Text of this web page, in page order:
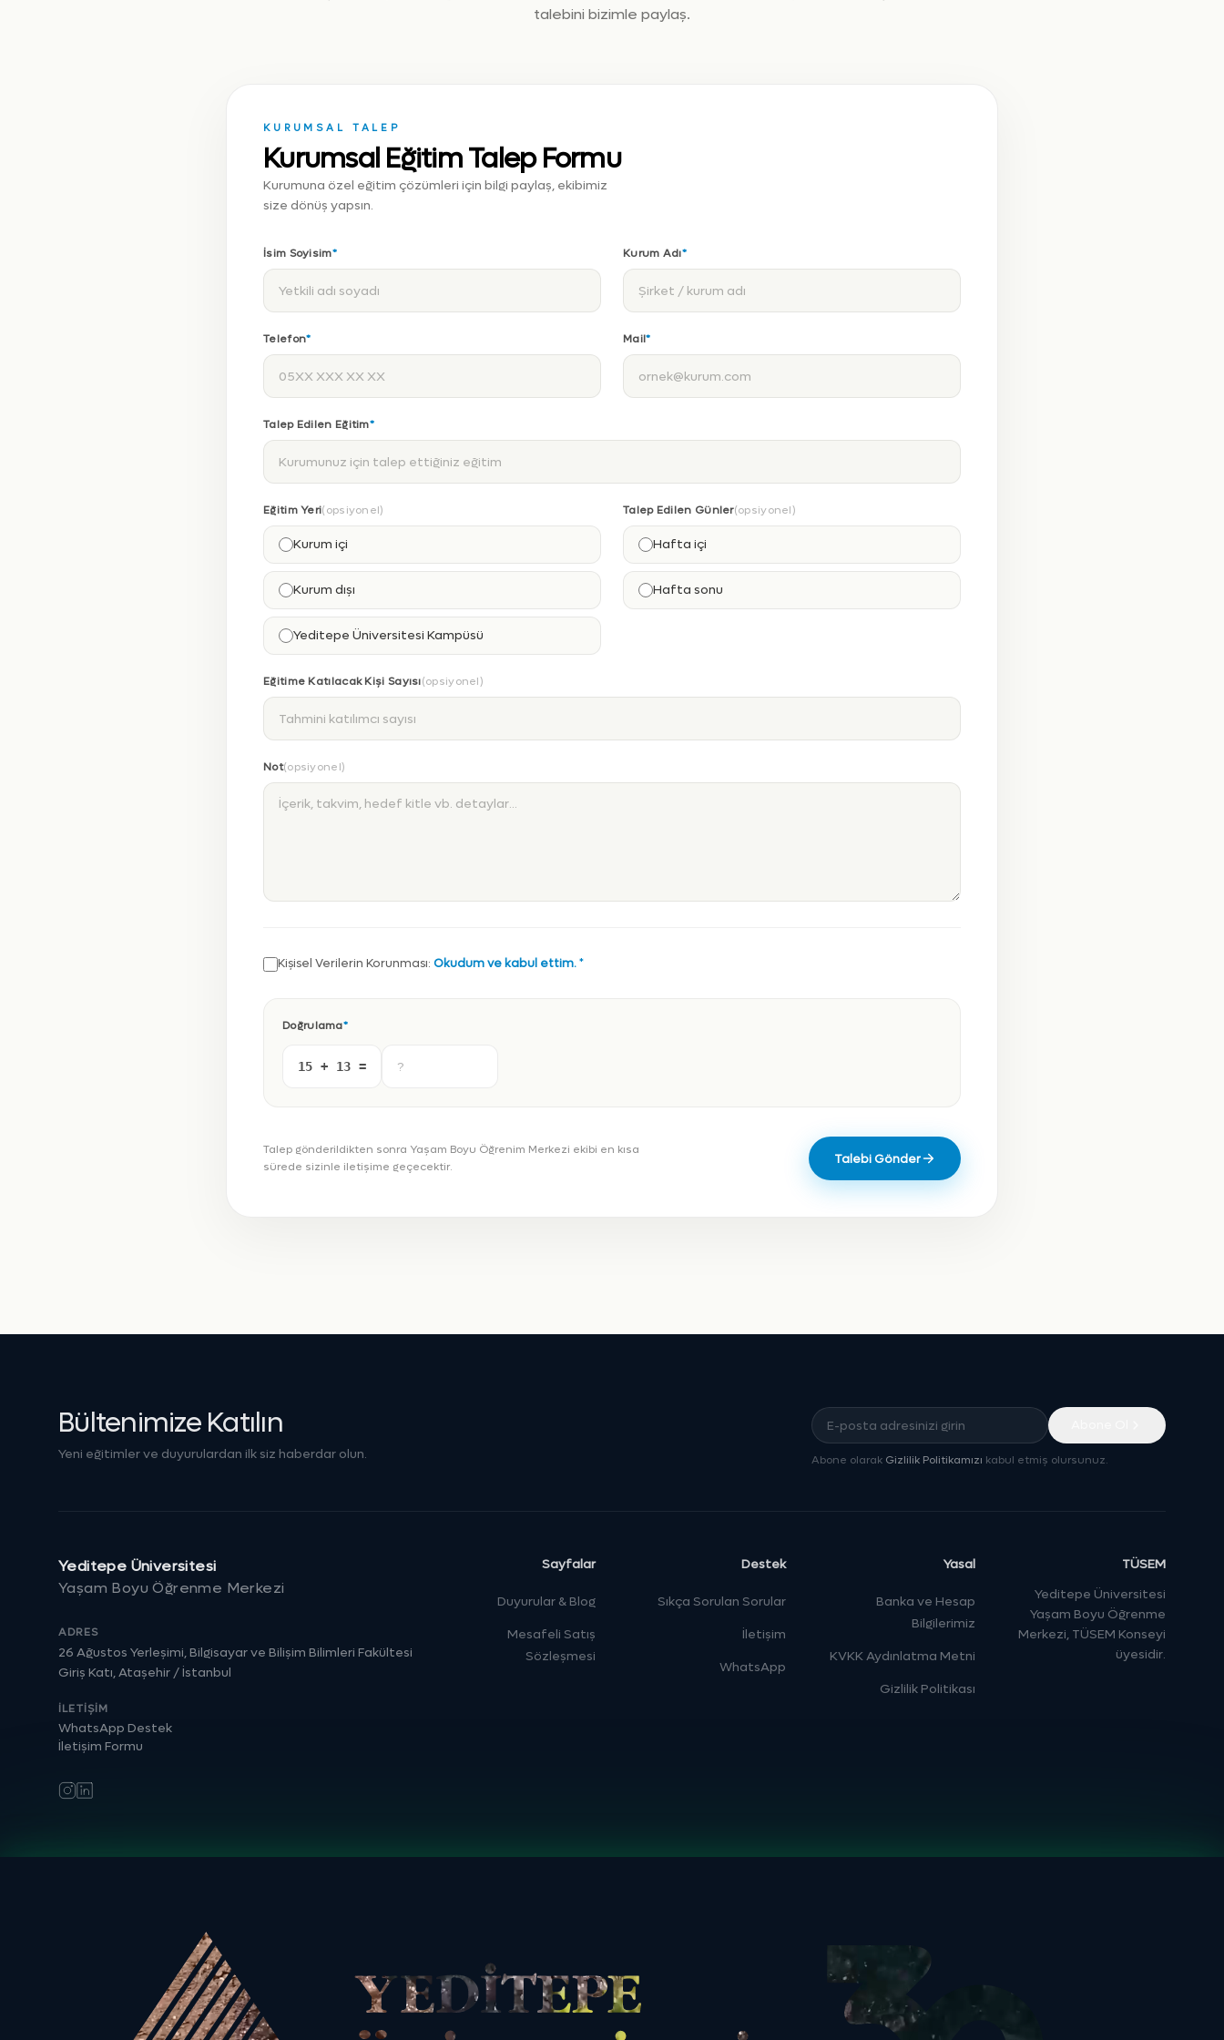
talebini bizimle paylaş.
KURUMSAL TALEP
Kurumsal Eğitim Talep Formu
Kurumuna özel eğitim çözümleri için bilgi paylaş, ekibimiz
size dönüş yapsın.
İsim Soyisim* Kurum Adı*
Telefon* Mail*
Talep Edilen Eğitim*
Eğitim Yeri(opsiyonel)
Kurum içi
Kurum dışı
Yeditepe Üniversitesi Kampüsü
Talep Edilen Günler(opsiyonel)
Hafta içi
Hafta sonu
Eğitime Katılacak Kişi Sayısı(opsiyonel)
Not(opsiyonel)
Kişisel Verilerin Korunması: Okudum ve kabul ettim.*
Doğrulama*
15 + 13 =
Talep gönderildikten sonra Yaşam Boyu Öğrenim Merkezi ekibi en kısa
sürede sizinle iletişime geçecektir.
Talebi Gönder
Bültenimize Katılın
Yeni eğitimler ve duyurulardan ilk siz haberdar olun. Abone olarak Gizlilik Politikamızı kabul etmiş olursunuz.
Yeditepe Üniversitesi
Yaşam Boyu Öğrenme Merkezi
ADRES
26 Ağustos Yerleşimi, Bilgisayar ve Bilişim Bilimleri Fakültesi
Giriş Katı, Ataşehir / İstanbul
İLETIŞIM
WhatsApp Destek
İletişim Formu
Instagram
LinkedIn
Sayfalar
Duyurular & Blog
Mesafeli Satış
Sözleşmesi
Destek
Sıkça Sorulan Sorular
İletişim
WhatsApp
Yasal
Banka ve Hesap
Bilgilerimiz
KVKK Aydınlatma Metni
Gizlilik Politikası
TÜSEM
Yeditepe Üniversitesi
Yaşam Boyu Öğrenme
Merkezi, TÜSEM Konseyi
üyesidir.